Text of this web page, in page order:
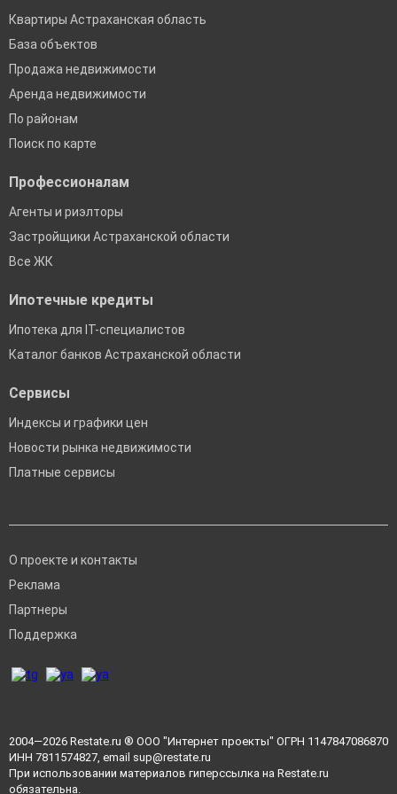
Квартиры Астраханская область
База объектов
Продажа недвижимости
Аренда недвижимости
По районам
Поиск по карте
Профессионалам
Агенты и риэлторы
Застройщики Астраханской области
Все ЖК
Ипотечные кредиты
Ипотека для IT-специалистов
Каталог банков Астраханской области
Сервисы
Индексы и графики цен
Новости рынка недвижимости
Платные сервисы
О проекте и контакты
Реклама
Партнеры
Поддержка
2004—2026 Restate.ru ® ООО "Интернет проекты" ОГРН 1147847086870
ИНН 7811574827, email sup@restate.ru
При использовании материалов гиперссылка на Restate.ru
обязательна.